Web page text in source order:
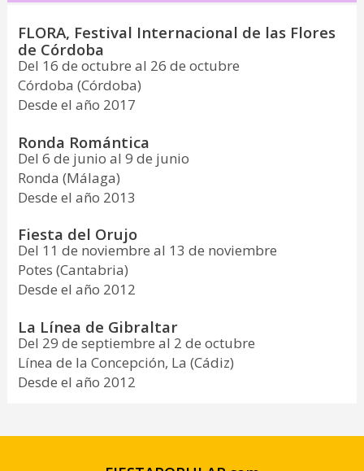
FLORA, Festival Internacional de las Flores
de Córdoba
Del 16 de octubre al 26 de octubre
Córdoba (Córdoba)
Desde el año 2017
Ronda Romántica
Del 6 de junio al 9 de junio
Ronda (Málaga)
Desde el año 2013
Fiesta del Orujo
Del 11 de noviembre al 13 de noviembre
Potes (Cantabria)
Desde el año 2012
La Línea de Gibraltar
Del 29 de septiembre al 2 de octubre
Línea de la Concepción, La (Cádiz)
Desde el año 2012